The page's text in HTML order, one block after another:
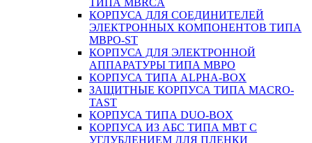
ТИПА MBRCA
КОРПУСА ДЛЯ СОЕДИНИТЕЛЕЙ
ЭЛЕКТРОННЫХ КОМПОНЕНТОВ ТИПА
MBPO-ST
КОРПУСА ДЛЯ ЭЛЕКТРОННОЙ
АППАРАТУРЫ ТИПА MBPO
КОРПУСА ТИПА ALPHA-BOX
ЗАЩИТНЫЕ КОРПУСА ТИПА MACRO-
TAST
КОРПУСА ТИПА DUO-BOX
КОРПУСА ИЗ АБС ТИПА MBT С
УГЛУБЛЕНИЕМ ДЛЯ ПЛЕНКИ